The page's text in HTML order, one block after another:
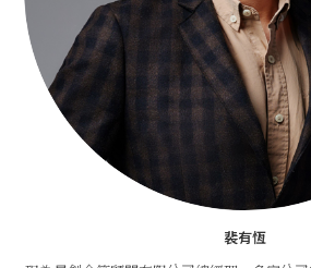
裴有恆